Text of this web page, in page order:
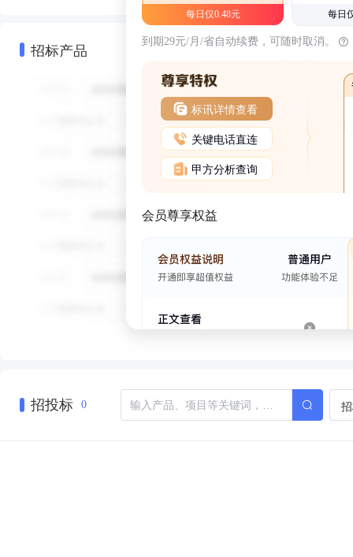
招标产品
每日仅0.48元 每日
到期29元/月/省自动续费，可随时取消。
标讯详情查看
关键电话直连
甲方分析查询
会员尊享权益
招投标 0